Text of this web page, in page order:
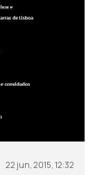
22 jun, 2015, 12:32